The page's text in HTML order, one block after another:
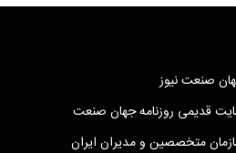
صنعت نیوز
قدیمی روزنامه جهان صنعت
متخصصین و مدیران ایران